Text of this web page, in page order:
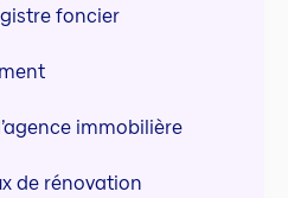
foncier
immobilière
de rénovation